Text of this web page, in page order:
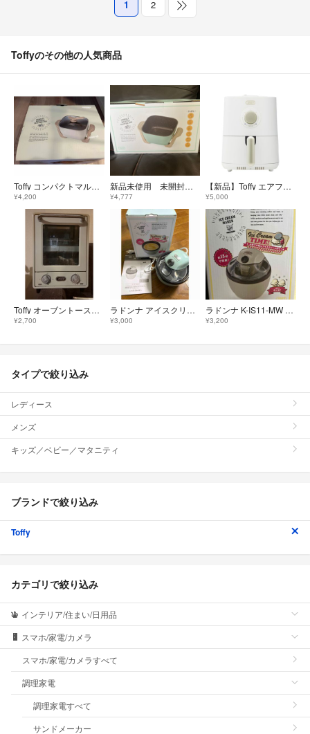
1 2
Toffyのその他の人気商品
Toffy コンパクトマルチ電気鍋 ASH WHITE K-HP3-AW
¥4,200
新品未使用 未開封 Toffy コンパクトマルチ電気鍋
¥4,777
【新品】Toffy エアフライヤーミニ K-HAF1-PAW
¥5,000
Toffy オーブントースター
¥2,700
ラドンナ アイスクリームメーカー KIS11
¥3,000
ラドンナ K-IS11-MW アイスクリームメーカー Toffy ミルキーホワイ
¥3,200
タイプで絞り込み
レディース
メンズ
キッズ／ベビー／マタニティ
ブランドで絞り込み
Toffy
カテゴリで絞り込み
インテリア/住まい/日用品
スマホ/家電/カメラ
スマホ/家電/カメラすべて
調理家電
調理家電すべて
サンドメーカー